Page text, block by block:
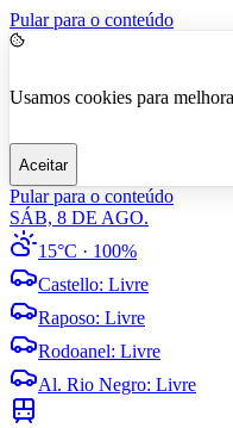
Pular para o conteúdo
Usamos cookies para
Aceitar
Pular para o conteúdo
SÁB, 8 DE AGO.
15°C · 100%
Castello: Livre
Raposo: Livre
Rodoanel: Livre
Al. Rio Negro: Livre